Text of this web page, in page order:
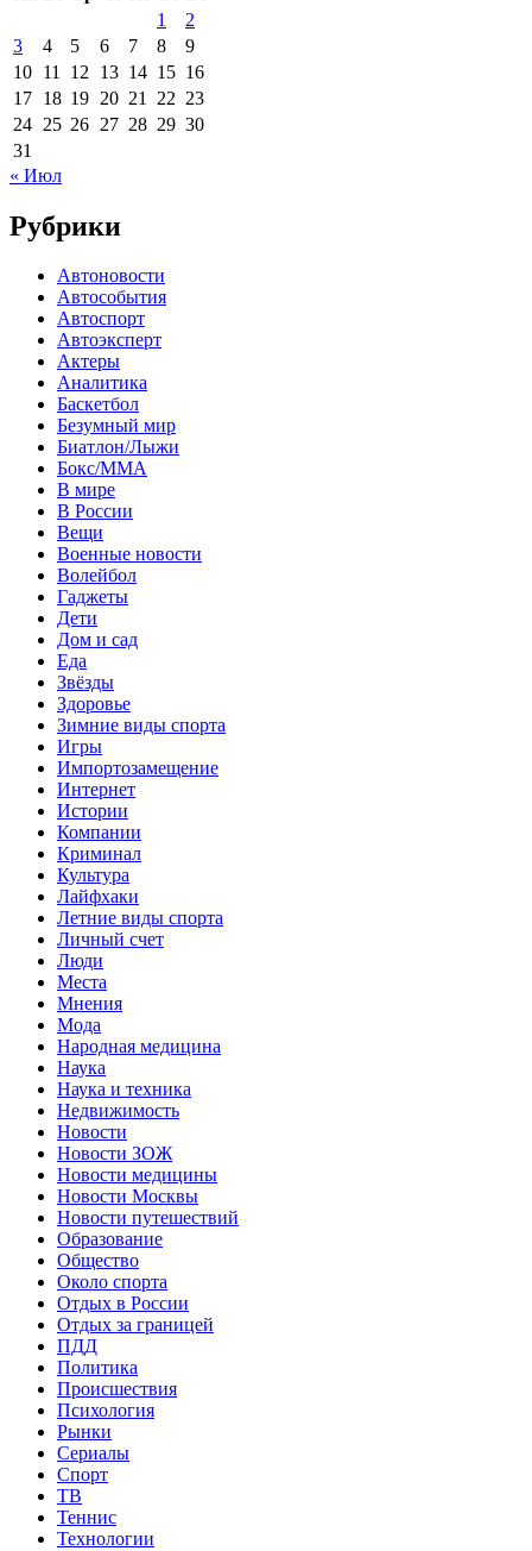
1
2
3
4 5 6 7 8
9
10 11 12 13 14 15 16
17 18 19 20 21 22 23
24 25 26 27 28 29 30
31
« Июл
Рубрики
Автоновости
Автособытия
Автоспорт
Автоэксперт
Актеры
Аналитика
Баскетбол
Безумный мир
Биатлон/Лыжи
Бокс/MMA
В мире
В России
Вещи
Военные новости
Волейбол
Гаджеты
Дети
Дом и сад
Еда
Звёзды
Здоровье
Зимние виды спорта
Игры
Импортозамещение
Интернет
Истории
Компании
Криминал
Культура
Лайфхаки
Летние виды спорта
Личный счет
Люди
Места
Мнения
Мода
Народная медицина
Наука
Наука и техника
Недвижимость
Новости
Новости ЗОЖ
Новости медицины
Новости Москвы
Новости путешествий
Образование
Общество
Около спорта
Отдых в России
Отдых за границей
ПДД
Политика
Происшествия
Психология
Рынки
Сериалы
Спорт
ТВ
Теннис
Технологии